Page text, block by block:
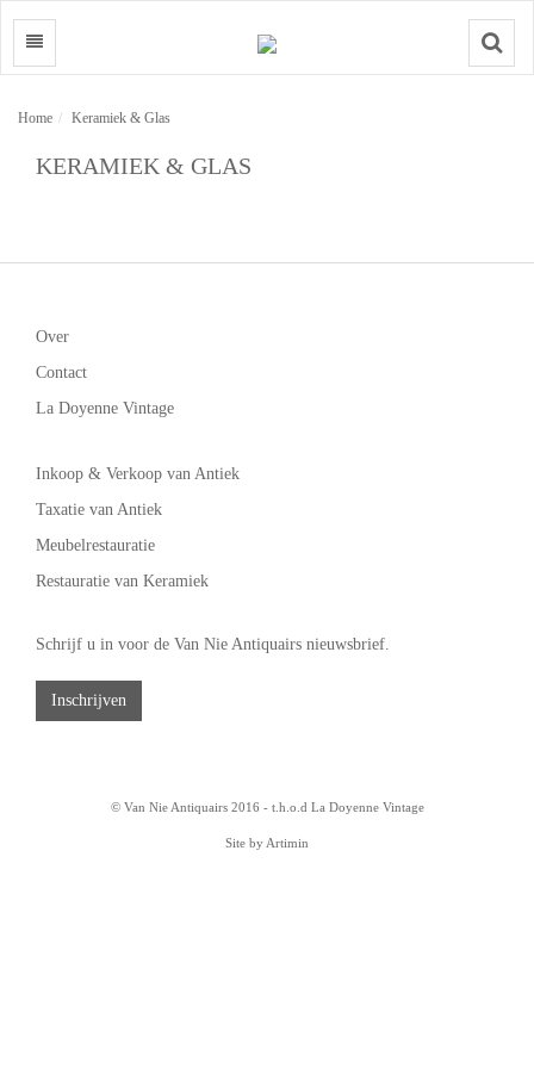
Search
Home Keramiek & Glas
KERAMIEK & GLAS
Over
Contact
La Doyenne Vintage
Inkoop & Verkoop van Antiek
Taxatie van Antiek
Meubelrestauratie
Restauratie van Keramiek
Schrijf u in voor de Van Nie Antiquairs nieuwsbrief.
Inschrijven
© Van Nie Antiquairs 2016 - t.h.o.d La Doyenne Vintage
Site by Artimin